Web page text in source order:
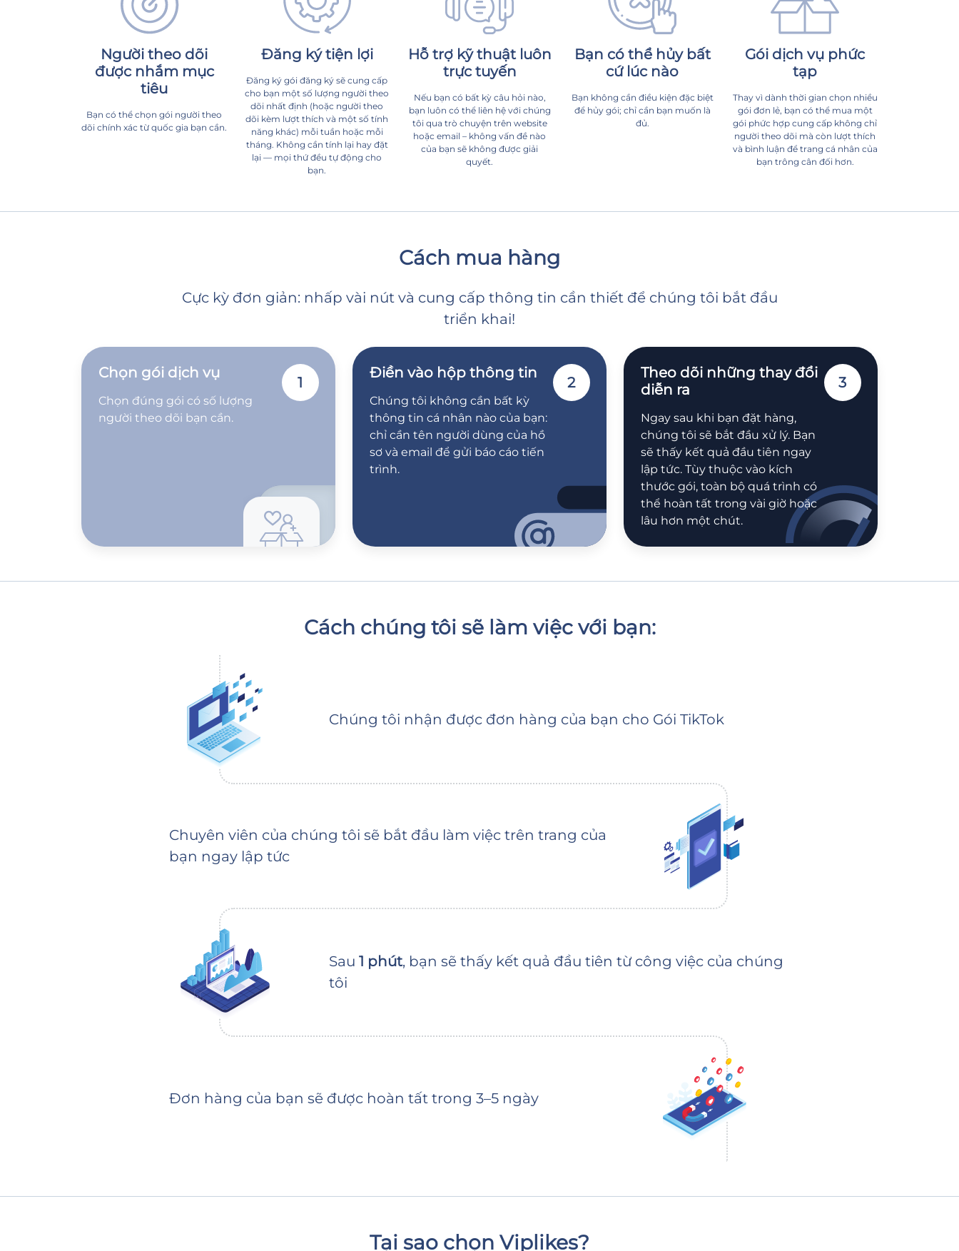
Người theo dõi
được nhắm mục
tiêu
Bạn có thể chọn gói người theo
dõi chính xác từ quốc gia bạn cần.
Đăng ký tiện lợi
Đăng ký gói đăng ký sẽ cung cấp
cho bạn một số lượng người theo
dõi nhất định (hoặc người theo
dõi kèm lượt thích và một số tính
năng khác) mỗi tuần hoặc mỗi
tháng. Không cần tính lại hay đặt
lại — mọi thứ đều tự động cho
bạn.
Hỗ trợ kỹ thuật luôn
trực tuyến
Nếu bạn có bất kỳ câu hỏi nào,
bạn luôn có thể liên hệ với chúng
tôi qua trò chuyện trên website
hoặc email – không vấn đề nào
của bạn sẽ không được giải
quyết.
Bạn có thể hủy bất
cứ lúc nào
Bạn không cần điều kiện đặc biệt
để hủy gói; chỉ cần bạn muốn là
đủ.
Gói dịch vụ phức
tạp
Thay vì dành thời gian chọn nhiều
gói đơn lẻ, bạn có thể mua một
gói phức hợp cung cấp không chỉ
người theo dõi mà còn lượt thích
và bình luận để trang cá nhân của
bạn trông cân đối hơn.
Cách mua hàng
Cực kỳ đơn giản: nhấp vài nút và cung cấp thông tin cần thiết để chúng tôi bắt đầu
triển khai!
Chọn gói dịch vụ
Chọn đúng gói có số lượng
người theo dõi bạn cần.
1
Điền vào hộp thông tin
Chúng tôi không cần bất kỳ
thông tin cá nhân nào của bạn:
chỉ cần tên người dùng của hồ
sơ và email để gửi báo cáo tiến
trình.
2
Theo dõi những thay đổi
diễn ra
Ngay sau khi bạn đặt hàng,
chúng tôi sẽ bắt đầu xử lý. Bạn
sẽ thấy kết quả đầu tiên ngay
lập tức. Tùy thuộc vào kích
thước gói, toàn bộ quá trình có
thể hoàn tất trong vài giờ hoặc
lâu hơn một chút.
3
Cách chúng tôi sẽ làm việc với bạn:
Chúng tôi nhận được đơn hàng của bạn cho Gói TikTok
Chuyên viên của chúng tôi sẽ bắt đầu làm việc trên trang của
bạn ngay lập tức
Sau 1 phút, bạn sẽ thấy kết quả đầu tiên từ công việc của chúng
tôi
Đơn hàng của bạn sẽ được hoàn tất trong 3–5 ngày
Tại sao chọn Viplikes?